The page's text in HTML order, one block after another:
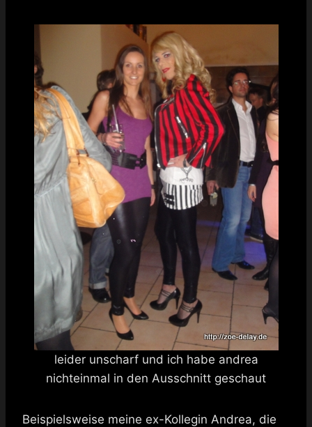
leider unscharf und ich habe andrea
nichteinmal in den Ausschnitt geschaut
Beispielsweise meine ex-Kollegin Andrea, die